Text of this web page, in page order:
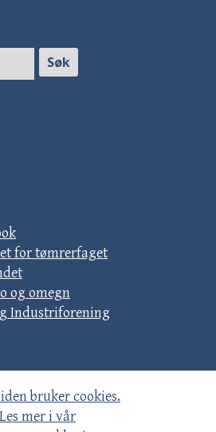
for tømrerfaget
og omegn
Industriforening
bruker cookies.
Les mer i vår